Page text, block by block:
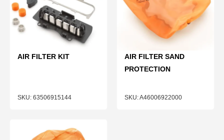
63506915144
AIR FILTER KIT
A46006922000
AIR FILTER SAND
PROTECTION